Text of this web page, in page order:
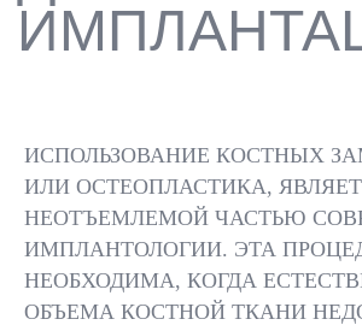
ИСПОЛЬЗОВАНИЕ КОСТНЫХ
ИЛИ ОСТЕОПЛАСТИКА,
НЕОТЪЕМЛЕМОЙ ЧАСТЬЮ
ИМПЛАНТОЛОГИИ. ЭТА
НЕОБХОДИМА, КОГДА
ОБЪЕМА КОСТНОЙ ТКАНИ
КОМПЬЮТЕРНАЯ
ТОМОГРАФИЯ ДЛЯ
ОЦЕНКИ ТЕКУЩЕГО
ОБЪЕМА И
ПЛОТНОСТИ КОСТИ